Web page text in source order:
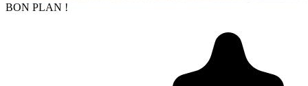
BON PLAN !